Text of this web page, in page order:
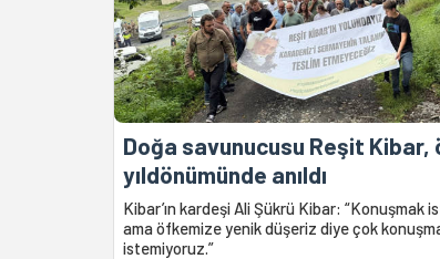
Doğa savunucusu Reşit Kibar,
yıldönümünde anıldı
Kibar’ın kardeşi Ali Şükrü Kibar: “Konuşmak
ama öfkemize yenik düşeriz diye çok
istemiyoruz.”